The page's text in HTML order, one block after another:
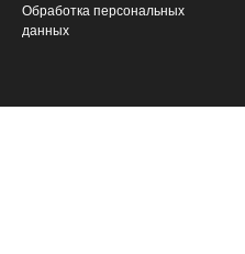
Обработка персональных
данных